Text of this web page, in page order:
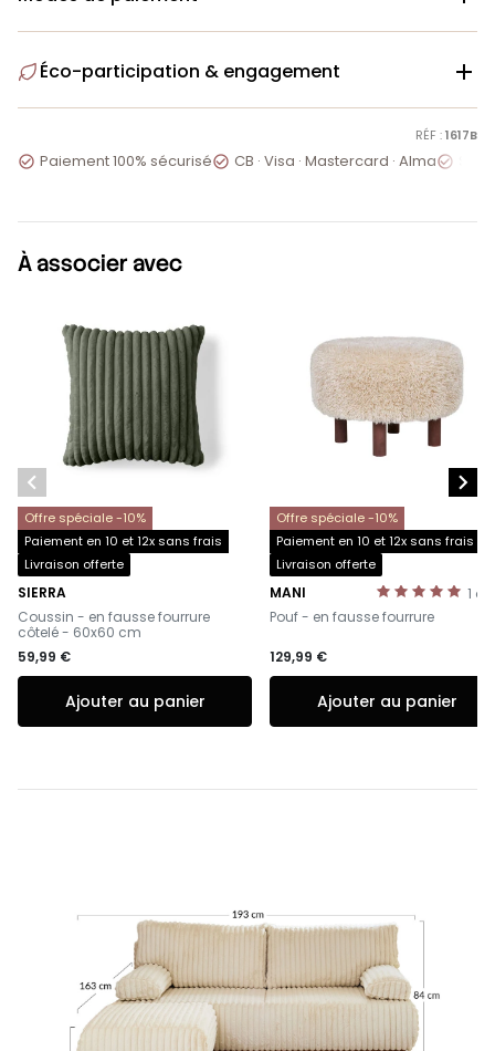
Éco-participation & engagement 
RÉF :1617B
 Paiement 100% sécurisé CB · Visa · Mastercard · Alma
À associer avec
Offre spéciale -10%
Paiement en 10 et 12x sans frais
Livraison offerte
SIERRA
-
Coussin - en fausse fourrure
côtelé - 60x60 cm
59,99 €
Ajouter au panier
Offre spéciale -10%
Paiement en 10 et 12x sans frais
Livraison offerte
1
MANI
-
Pouf - en fausse fourrure
129,99 €
Ajouter au panier
 